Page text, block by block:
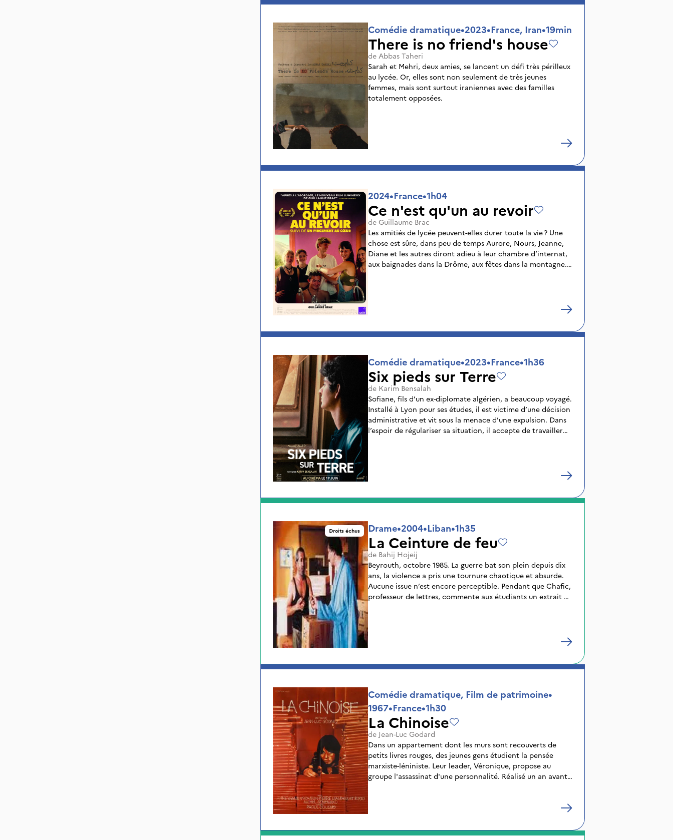
Comédie dramatique•2023•France, Iran•19min
There is no friend's house
de Abbas Taheri
Sarah et Mehri, deux amies, se lancent un défi très périlleux
au lycée. Or, elles sont non seulement de très jeunes
femmes, mais sont surtout iraniennes avec des familles
totalement opposées.
2024•France•1h04
Ce n'est qu'un au revoir
de Guillaume Brac
Les amitiés de lycée peuvent-elles durer toute la vie ? Une
chose est sûre, dans peu de temps Aurore, Nours, Jeanne,
Diane et les autres diront adieu à leur chambre d’internat,
aux baignades dans la Drôme, aux fêtes dans la montagne.
Comédie dramatique•2023•France•1h36
Six pieds sur Terre
de Karim Bensalah
Sofiane, fils d’un ex-diplomate algérien, a beaucoup voyagé.
Installé à Lyon pour ses études, il est victime d’une décision
administrative et vit sous la menace d’une expulsion. Dans
l’espoir de régulariser sa situation, il accepte de travailler
Droits échus Drame•2004•Liban•1h35
La Ceinture de feu
de Bahij Hojeij
Beyrouth, octobre 1985. La guerre bat son plein depuis dix
ans, la violence a pris une tournure chaotique et absurde.
Aucune issue n’est encore perceptible. Pendant que Chafic,
professeur de lettres, commente aux étudiants un extrait de
violent atteint la faculté. Chafic et quelques étudiants se
réfugient dans une petite chambre souterraine. Pendant
que le déluge d’obus continue, Chafic flirte avec une
étudiante inconnue. Cette rencontre, quoique éphémère,
Comédie dramatique, Film de patrimoine•
1967•France•1h30
La Chinoise
de Jean-Luc Godard
Dans un appartement dont les murs sont recouverts de
petits livres rouges, des jeunes gens étudient la pensée
marxiste-léniniste. Leur leader, Véronique, propose au
groupe l'assassinat d'une personnalité. Réalisé un an avant
les évènements de Mai 68, la Chinoise est considéré comme